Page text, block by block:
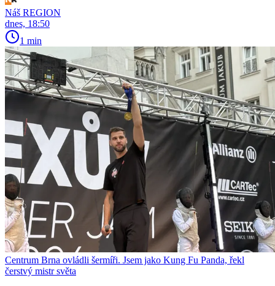
Náš REGION
dnes, 18:50
1 min
Centrum Brna ovládli šermíři. Jsem jako Kung Fu Panda, řekl
čerstvý mistr světa